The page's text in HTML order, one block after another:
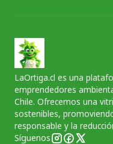
LaOrtiga.cl es una
emprendedores
Chile. Ofrecemos una
sostenibles,
responsable y la
Síguenos